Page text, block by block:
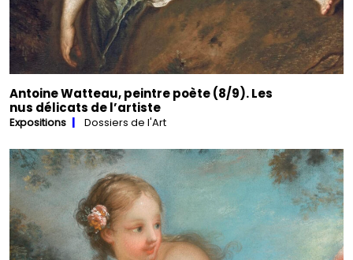
Antoine Watteau, peintre poète (8/9). Les
nus délicats de l’artiste
Expositions Dossiers de l'Art